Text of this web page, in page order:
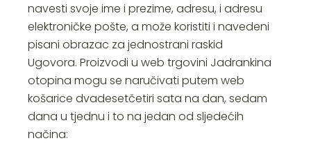
navesti svoje ime i prezime, adresu, i adresu
elektroničke pošte, a može koristiti i navedeni
pisani obrazac za jednostrani raskid
Ugovora. Proizvodi u web trgovini Jadrankina
otopina mogu se naručivati putem web
košarice dvadesetčetiri sata na dan, sedam
dana u tjednu i to na jedan od sljedećih
načina: